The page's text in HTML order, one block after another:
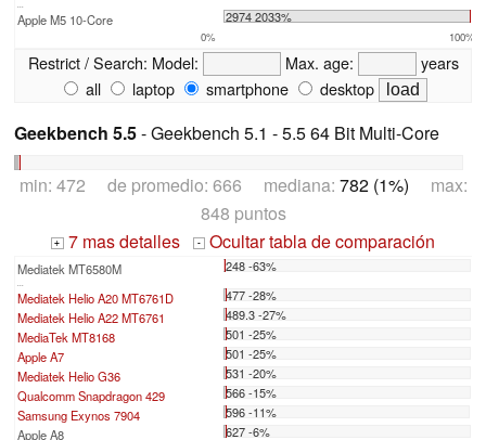
Apple M5 10-Core 2974 2033%
0% 100%
Restrict / Search: Model: Max. age:
years
all
laptop smartphone desktop
Geekbench 5.5- Geekbench 5.1 - 5.5 64 Bit Multi-Core
min: 472 de promedio: 666 mediana: 782 (1%) max:
848 puntos
+ 7 mas detalles - Ocultar tabla de comparación
Mediatek MT6580M 248 -63%
...
Mediatek Helio A20 MT6761D
477 -28%
Mediatek Helio A22 MT6761
489.3 -27%
MediaTek MT8168
501 -25%
Apple A7
501 -25%
Mediatek Helio G36
531 -20%
Qualcomm Snapdragon 429
566 -15%
Samsung Exynos 7904
596 -11%
Apple A8
627 -6%